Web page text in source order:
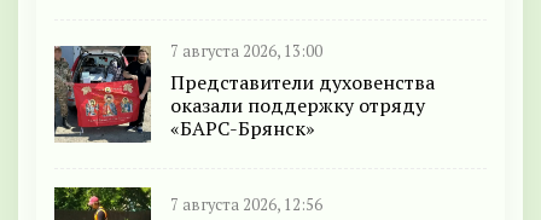
7 августа 2026, 13:00
Представители духовенства
оказали поддержку отряду
«БАРС-Брянск»
7 августа 2026, 12:56